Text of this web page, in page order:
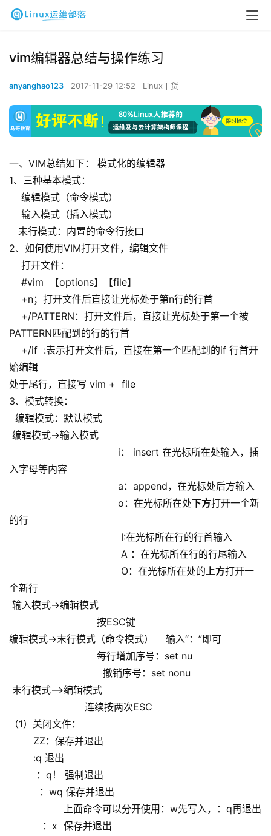
vim编辑器总结与操作练习
anyanghao123 2017-11-29 12:52 Linux干货
一、VIM总结如下： 模式化的编辑器
1、三种基本模式：
编辑模式（命令模式）
输入模式（插入模式）
末行模式：内置的命令行接口
2、如何使用VIM打开文件，编辑文件
打开文件：
#vim 【options】【file】
+n；打开文件后直接让光标处于第n行的行首
+/PATTERN：打开文件后，直接让光标处于第一个被
PATTERN匹配到的行的行首
+/if :表示打开文件后，直接在第一个匹配到的if 行首开
始编辑
处于尾行，直接写 vim + file
3、模式转换：
编辑模式：默认模式
编辑模式->输入模式
i： insert 在光标所在处输入，插
入字母等内容
a：append，在光标处后方输入
o：在光标所在处下方打开一个新
的行
I:在光标所在行的行首输入
A ：在光标所在行的行尾输入
O：在光标所在处的上方打开一
个新行
输入模式->编辑模式
按ESC键
编辑模式->末行模式（命令模式） 输入“：”即可
每行增加序号：set nu
撤销序号：set nonu
末行模式–>编辑模式
连续按两次ESC
（1）关闭文件：
ZZ：保存并退出
:q 退出
：q！ 强制退出
：wq 保存并退出
上面命令可以分开使用：w先写入，：q再退出
：x 保存并退出